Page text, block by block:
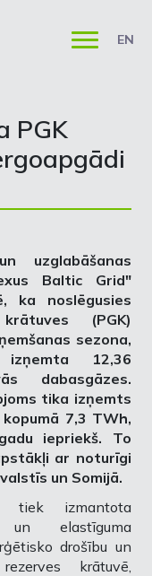
EN
PGK
uzglabāšanas
Baltic Grid"
ka noslēgusies
(PGK)
sezona,
12,36
dabasgāzes.
tika izņemts
7,3 TWh,
iepriekš. To
ar noturīgi
un Somijā.
tiek izmantota
un elastīguma
drošību un
krātuvē,